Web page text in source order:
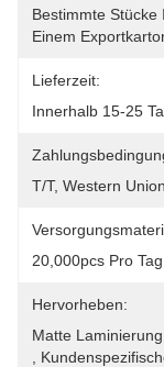
Bestimmte Stücke
Einem
Lieferzeit:
Innerhalb 15-25
T/T, Western Union
20,000pcs Pro Tag
Hervorheben:
Matte